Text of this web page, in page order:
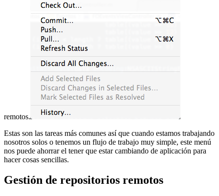
remotos.
Estas son las tareas más comunes así que cuando estamos trabajando
nosotros solos o tenemos un flujo de trabajo muy simple, este menú
nos puede ahorrar el tener que estar cambiando de aplicación para
hacer cosas sencillas.
Gestión de repositorios remotos